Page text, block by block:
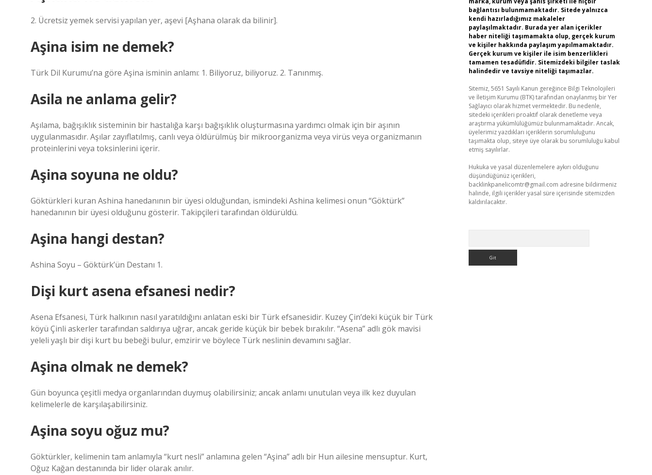
2. Ücretsiz yemek servisi yapılan yer, aşevi [Aşhana olarak da bilinir].
Aşina isim ne demek?
Türk Dil Kurumu’na göre Aşina isminin anlamı: 1. Biliyoruz, biliyoruz. 2. Tanınmış.
Asila ne anlama gelir?
Aşılama, bağışıklık sisteminin bir hastalığa karşı bağışıklık oluşturmasına yardımcı olmak için bir aşının
uygulanmasıdır. Aşılar zayıflatılmış, canlı veya öldürülmüş bir mikroorganizma veya virüs veya organizmanın
proteinlerini veya toksinlerini içerir.
Aşina soyuna ne oldu?
Göktürkleri kuran Ashina hanedanının bir üyesi olduğundan, ismindeki Ashina kelimesi onun “Göktürk”
hanedanının bir üyesi olduğunu gösterir. Takipçileri tarafından öldürüldü.
Aşina hangi destan?
Ashina Soyu – Göktürk’ün Destanı 1.
Dişi kurt asena efsanesi nedir?
Asena Efsanesi, Türk halkının nasıl yaratıldığını anlatan eski bir Türk efsanesidir. Kuzey Çin’deki küçük bir Türk
köyü Çinli askerler tarafından saldırıya uğrar, ancak geride küçük bir bebek bırakılır. “Asena” adlı gök mavisi
yeleli yaşlı bir dişi kurt bu bebeği bulur, emzirir ve böylece Türk neslinin devamını sağlar.
Aşina olmak ne demek?
Gün boyunca çeşitli medya organlarından duymuş olabilirsiniz; ancak anlamı unutulan veya ilk kez duyulan
kelimelerle de karşılaşabilirsiniz.
Aşina soyu oğuz mu?
Göktürkler, kelimenin tam anlamıyla “kurt nesli” anlamına gelen “Aşina” adlı bir Hun ailesine mensuptur. Kurt,
Oğuz Kağan destanında bir lider olarak anılır.
bağlantısı bulunmamaktadır. Sitede yalnızca
kendi hazırladığımız makaleler
paylaşılmaktadır. Burada yer alan içerikler
haber niteliği taşımamakta olup, gerçek kurum
ve kişiler hakkında paylaşım yapılmamaktadır.
Gerçek kurum ve kişiler ile isim benzerlikleri
tamamen tesadüfidir. Sitemizdeki bilgiler taslak
halindedir ve tavsiye niteliği taşımazlar.
Sitemiz, 5651 Sayılı Kanun gereğince Bilgi Teknolojileri
ve İletişim Kurumu (BTK) tarafından onaylanmış bir Yer
Sağlayıcı olarak hizmet vermektedir. Bu nedenle,
sitedeki içerikleri proaktif olarak denetleme veya
araştırma yükümlülüğümüz bulunmamaktadır. Ancak,
üyelerimiz yazdıkları içeriklerin sorumluluğunu
taşımakta olup, siteye üye olarak bu sorumluluğu kabul
etmiş sayılırlar.
Hukuka ve yasal düzenlemelere aykırı olduğunu
düşündüğünüz içerikleri,
backlinkpanelicomtr@gmail.com adresine bildirmeniz
halinde, ilgili içerikler yasal süre içerisinde sitemizden
kaldırılacaktır.